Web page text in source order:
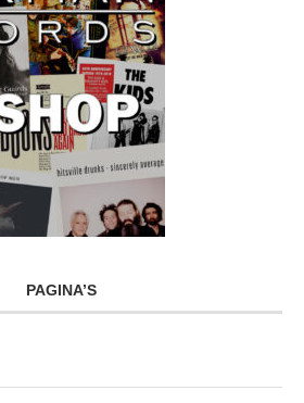
PAGINA’S